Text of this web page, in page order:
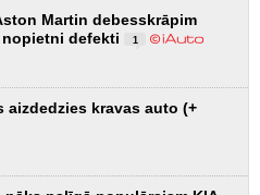
Martin debesskrāpim
defekti
1
aizdedzies kravas auto (+